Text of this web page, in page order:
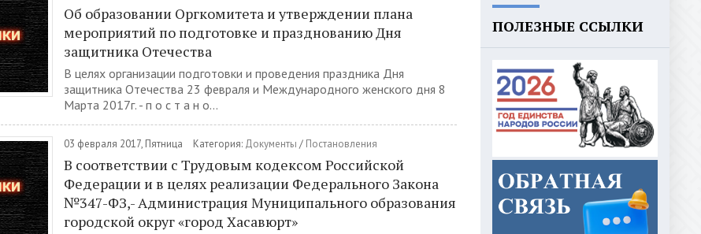
Об образовании Оргкомитета и утверждении плана
мероприятий по подготовке и празднованию Дня
защитника Отечества
В целях организации подготовки и проведения праздника Дня
защитника Отечества 23 февраля и Международного женского дня 8
Марта 2017г. - п о с т а н о...
03 февраля 2017, Пятница Категория: Документы / Постановления
В соответствии с Трудовым кодексом Российской
Федерации и в целях реализации Федерального Закона
№347-ФЗ,- Администрация Муниципального образования
городской округ «город Хасавюрт»
ПОЛЕЗНЫЕ ССЫЛКИ